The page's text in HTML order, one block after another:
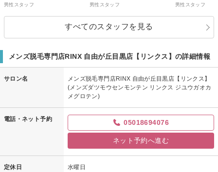
男性スタッフ
男性スタッフ
男性スタッフ
すべてのスタッフを見る
メンズ脱毛専門店RINX 自由が丘目黒店【リンクス】の詳細情報
サロン名
メンズ脱毛専門店RINX 自由が丘目黒店【リンクス】
(メンズダツモウセンモンテン リンクス ジユウガオカ
メグロテン)
電話・ネット予約 05018694076
ネット予約へ進む
定休日 水曜日